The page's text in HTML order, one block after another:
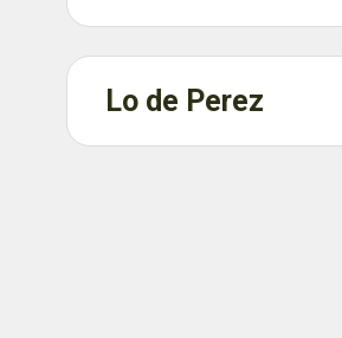
Lo de Perez